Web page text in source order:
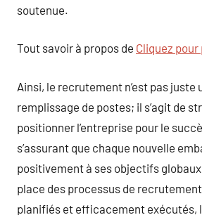
soutenue.
Tout savoir à propos de Cliquez pour
Ainsi, le recrutement n’est pas juste
remplissage de postes; il s’agit de
positionner l’entreprise pour le
s’assurant que chaque nouvelle
positivement à ses objectifs
place des processus de
planifiés et efficacement exécutés,